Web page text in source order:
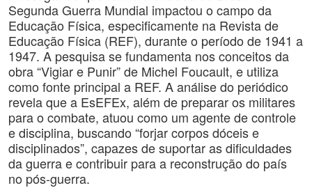
Segunda Guerra Mundial impactou o campo da
Educação Física, especificamente na Revista de
Educação Física (REF), durante o período de 1941 a
1947. A pesquisa se fundamenta nos conceitos da
obra “Vigiar e Punir” de Michel Foucault, e utiliza
como fonte principal a REF. A análise do periódico
revela que a EsEFEx, além de preparar os militares
para o combate, atuou como um agente de controle
e disciplina, buscando “forjar corpos dóceis e
disciplinados”, capazes de suportar as dificuldades
da guerra e contribuir para a reconstrução do país
no pós-guerra.